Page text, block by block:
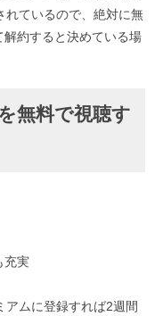
れているので、絶対に無
約すると決めている場
無料で視聴す
充実
アムに登録すれば2週間